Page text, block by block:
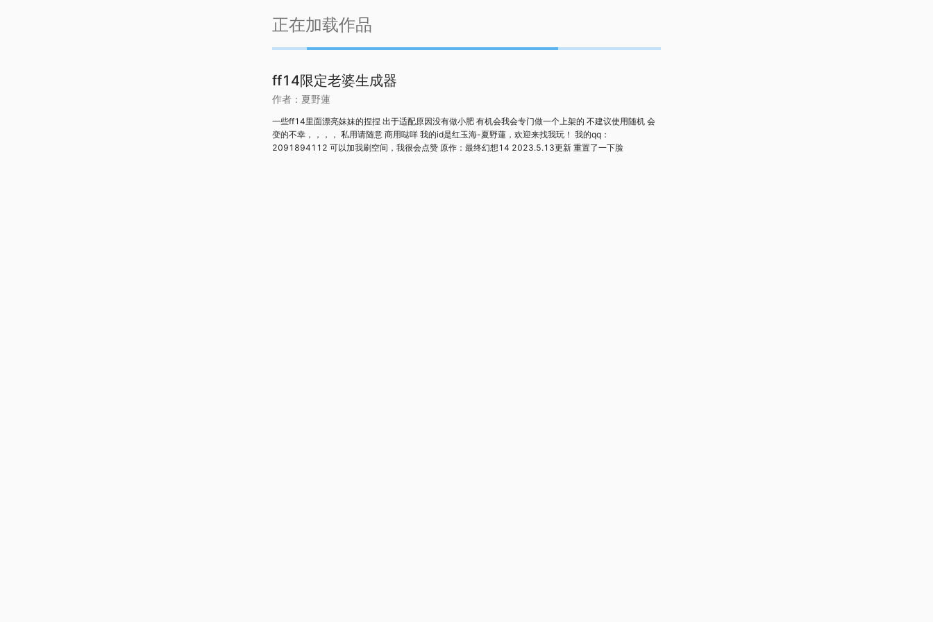
正在加载作品
ff14限定老婆生成器
作者： 夏野蓮
一些ff14里面漂亮妹妹的捏捏 出于适配原因没有做小肥 有机会我会专门做一个上架的 不建议使用随机 会
变的不幸，，，， 私用请随意 商用哒咩 我的id是红玉海-夏野蓮，欢迎来找我玩！ 我的qq：
2091894112 可以加我刷空间，我很会点赞 原作：最终幻想14 2023.5.13更新 重置了一下脸